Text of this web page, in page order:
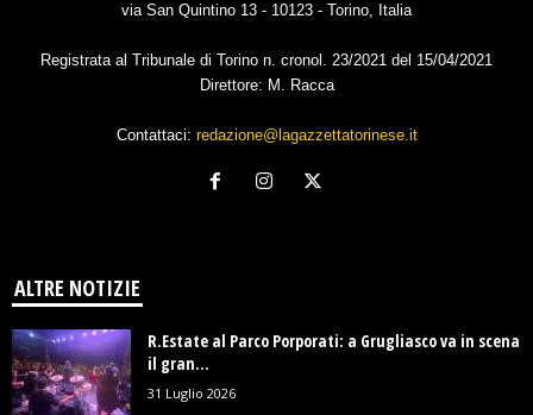
via San Quintino 13 - 10123 - Torino, Italia
Registrata al Tribunale di Torino n. cronol. 23/2021 del 15/04/2021
Direttore: M. Racca
Contattaci: redazione@lagazzettatorinese.it
ALTRE NOTIZIE
R.Estate al Parco Porporati: a Grugliasco va in scena
il gran...
31 Luglio 2026